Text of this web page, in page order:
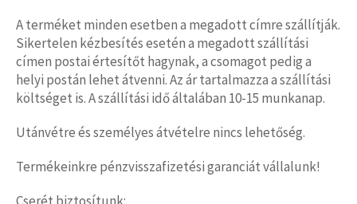
A terméket minden esetben a megadott címre szállítják.
Sikertelen kézbesítés esetén a megadott szállítási
címen postai értesítőt hagynak, a csomagot pedig a
helyi postán lehet átvenni. Az ár tartalmazza a szállítási
költséget is. A szállítási idő általában 10-15 munkanap.
Utánvétre és személyes átvételre nincs lehetőség.
Termékeinkre pénzvisszafizetési garanciát vállalunk!
Cserét biztosítunk: